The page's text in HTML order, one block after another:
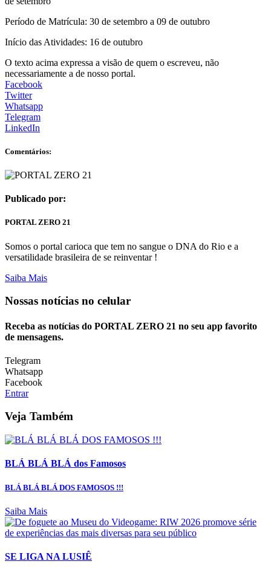
Período de Matrícula: 30 de setembro a 09 de outubro
Início das Atividades: 16 de outubro
O texto acima expressa a visão de quem o escreveu, não
necessariamente a de nosso portal.
Facebook
Twitter
Whatsapp
Telegram
LinkedIn
Comentários:
Publicado por:
PORTAL ZERO 21
Somos o portal carioca que tem no sangue o DNA do Rio e a
versatilidade brasileira de se reinventar !
Saiba Mais
Nossas notícias no celular
Receba as notícias do PORTAL ZERO 21 no seu app favorito
de mensagens.
Telegram
Whatsapp
Facebook
Entrar
Veja Também
BLÁ BLÁ BLÁ dos Famosos
BLÁ BLÁ BLÁ DOS FAMOSOS !!!
Saiba Mais
SE LIGA NA LUSIÊ